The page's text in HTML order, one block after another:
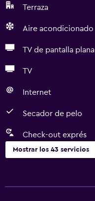
Terraza
Aire acondicionado
TV de pantalla plana
TV
Internet
Secador de pelo
Check-out exprés
Mostrar los 43 servicios
Wifi gratis